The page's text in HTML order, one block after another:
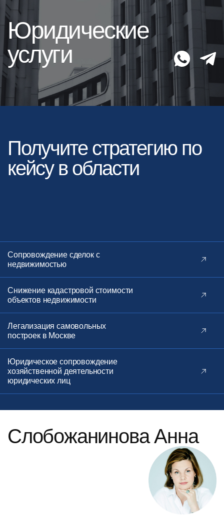
Юридические
услуги
Получите стратегию по
кейсу в области
Сопровождение сделок с
недвижимостью
Снижение кадастровой стоимости
объектов недвижимости
Легализация самовольных
построек в Москве
Юридическое сопровождение
хозяйственной деятельности
юридических лиц
Слобожанинова Анна